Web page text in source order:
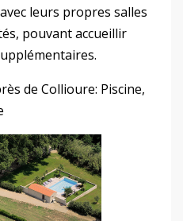
leurs propres salles
pouvant accueillir
de Collioure: Piscine,